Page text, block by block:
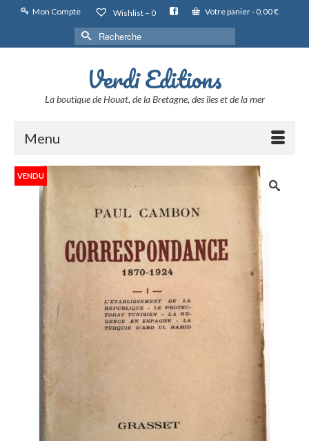
Mon Compte Wishlist – 0 Votre panier- 0,00€
Rechercher :
Verdi Editions
La boutique de Houat, de la Bretagne, des îles et de la mer
Menu
VENDU